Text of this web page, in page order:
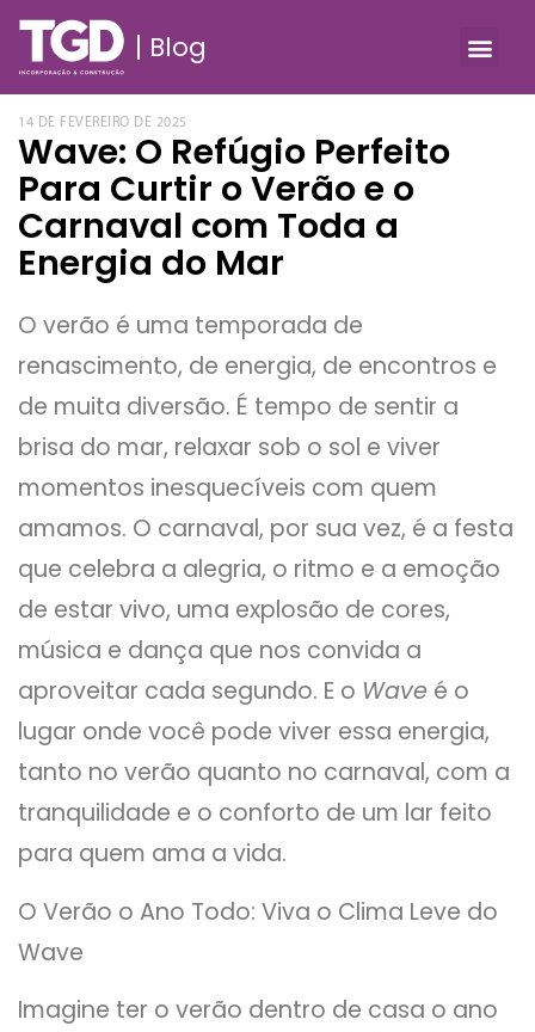
Blog
14 DE FEVEREIRO DE 2025
Wave: O Refúgio Perfeito
Para Curtir o Verão e o
Carnaval com Toda a
Energia do Mar
O verão é uma temporada de
renascimento, de energia, de encontros e
de muita diversão. É tempo de sentir a
brisa do mar, relaxar sob o sol e viver
momentos inesquecíveis com quem
amamos. O carnaval, por sua vez, é a festa
que celebra a alegria, o ritmo e a emoção
de estar vivo, uma explosão de cores,
música e dança que nos convida a
aproveitar cada segundo. E o Wave é o
lugar onde você pode viver essa energia,
tanto no verão quanto no carnaval, com a
tranquilidade e o conforto de um lar feito
para quem ama a vida.
O Verão o Ano Todo: Viva o Clima Leve do
Wave
Imagine ter o verão dentro de casa o ano